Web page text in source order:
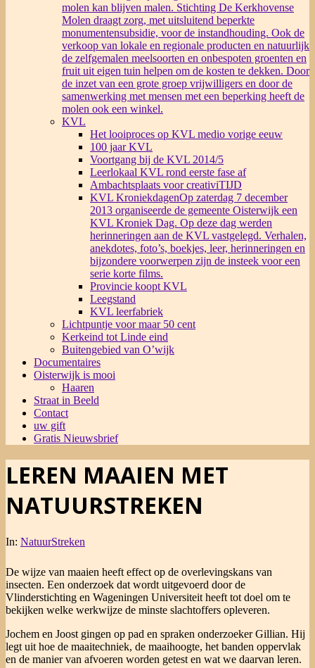
molen kan blijven malen. Stichting De Kerkhovense
Molen draagt zorg, met uitsluitend beperkte
monumentensubsidie, voor de instandhouding. Ook de
verkoop van lokale en regionale producten en natuurlijk
de zelfgemalen meelsoorten en onbespoten groenten en
fruit uit eigen tuin helpen om de kosten te dekken. Door
de inzet van een grote groep vrijwilligers en door de
samenwerking met mensen met een beperking heeft de
molen ook een winkel.
KVL
Het looiproces op KVL medio vorige eeuw
100 jaar KVL
Voortgang bij de KVL 2014/5
Leerlokaal KVL rond eerste fase af
Ambachtsplaats voor creativiTIJD
KVL KroniekdagenOp zaterdag 7 december
2013 organiseerde de gemeente Oisterwijk een
KVL Kroniek Dag. Op deze dag werden
herinneringen aan de KVL vastgelegd. Verhalen,
anekdotes, foto’s, boekjes, leer, herinneringen en
bijzondere voorwerpen zijn de insteek voor een
serie korte films.
Provincie koopt KVL
Leegstand
KVL leerfabriek
Lichtpuntje voor maar 50 cent
Kerkeind tot Linde eind
Buitengebied van O’wijk
Documentaires
Oisterwijk is mooi
Haaren
Straat in Beeld
Contact
uw gift
Gratis Nieuwsbrief
LEREN MAAIEN MET
NATUURSTREKEN
In: NatuurStreken
De wijze van maaien heeft effect op de overlevingskans van
insecten. Een onderzoek dat wordt uitgevoerd door de
Vlinderstichting en Wageningen Universiteit heeft tot doel om te
bekijken welke werkwijze de minste slachtoffers opleveren.
Jochem en Joost gingen op pad en spraken onderzoeker Gillian. Hij
legt uit hoe de maaitechniek, de maaihoogte, het banden oppervlak
en de manier van afvoeren worden getest en wat we daarvan leren.